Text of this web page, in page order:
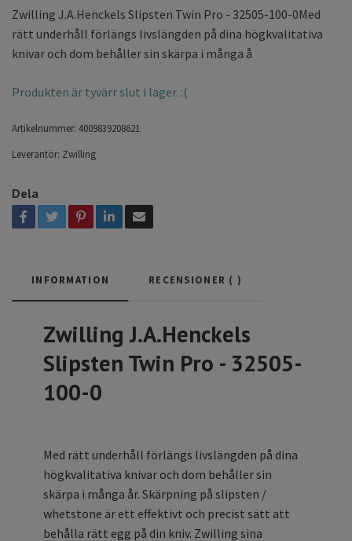
Zwilling J.A.Henckels Slipsten Twin Pro - 32505-100-0Med
rätt underhåll förlängs livslängden på dina högkvalitativa
knivar och dom behåller sin skärpa i många å
Produkten är tyvärr slut i lager. :(
Artikelnummer: 4009839208621
Leverantör: Zwilling
Dela
INFORMATION RECENSIONER ( )
Zwilling J.A.Henckels
Slipsten Twin Pro - 32505-
100-0
Med rätt underhåll förlängs livslängden på dina
högkvalitativa knivar och dom behåller sin
skärpa i många år. Skärpning på slipsten /
whetstone är ett effektivt och precist sätt att
behålla rätt egg på din kniv. Zwilling sina